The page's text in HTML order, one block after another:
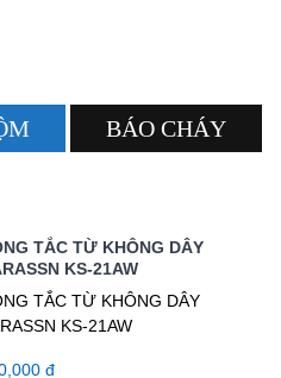
BÁO CHÁY
TẮC TỪ KHÔNG DÂY
KS-21AW
TẮC TỪ KHÔNG DÂY
KS-21AW
đ